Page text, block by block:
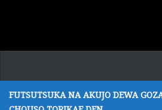
FUTSUTSUKA NA AKUJO DEWA